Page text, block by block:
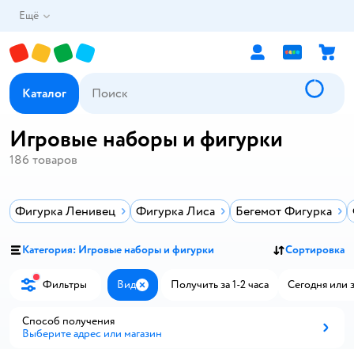
Ещё
Каталог
Игровые наборы и фигурки
186 товаров
Фигурка Ленивец Фигурка Лиса Бегемот Фигурка
Категория: Игровые наборы и фигурки Сортировка
Фильтры Вид ЗакрытьПолучить за 1-2 часа Сегодня или
Способ получения
Выберите адрес или магазин